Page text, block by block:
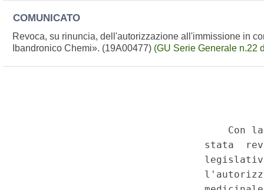
COMUNICATO
Revoca, su rinuncia, dell'autorizzazione all'immissione in
Ibandronico Chemi». (19A00477) (GU Serie Generale n.22